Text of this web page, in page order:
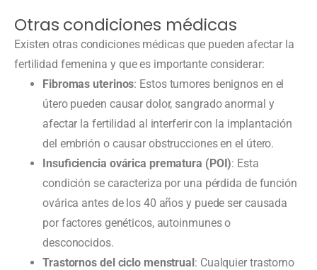
Otras condiciones médicas
Existen otras condiciones médicas que pueden afectar la
fertilidad femenina y que es importante considerar:
Fibromas uterinos: Estos tumores benignos en el
útero pueden causar dolor, sangrado anormal y
afectar la fertilidad al interferir con la implantación
del embrión o causar obstrucciones en el útero.
Insuficiencia ovárica prematura (POI): Esta
condición se caracteriza por una pérdida de función
ovárica antes de los 40 años y puede ser causada
por factores genéticos, autoinmunes o
desconocidos.
Trastornos del ciclo menstrual: Cualquier trastorno